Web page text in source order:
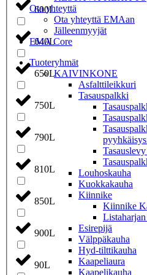
600L
640L
650L
750L
790L
810L
850L
900L
90L
Ota yhteyttä
Ota yhteyttä EMAan
Jälleenmyyjät
EMA Core
Tuoteryhmät
KAIVINKONE
Asfalttileikkuri
Tasauspalkki
Louhoskauha
Kuokkakauha
Kiinnike
Kiinnike
Esirepijä
Välppäkauha
Hyd-tilttikauha
Kaapeliaura
Kaapelikauha